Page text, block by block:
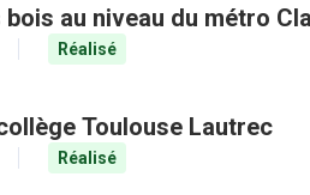
au niveau du métro
Réalisé
Toulouse Lautrec
Réalisé